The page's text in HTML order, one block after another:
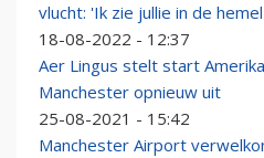
vlucht: 'Ik zie jullie in de
18-08-2022 - 12:37
Aer Lingus stelt start
Manchester opnieuw uit
25-08-2021 - 15:42
Manchester Airport